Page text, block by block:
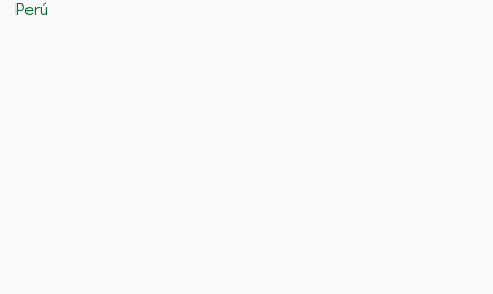
Perú